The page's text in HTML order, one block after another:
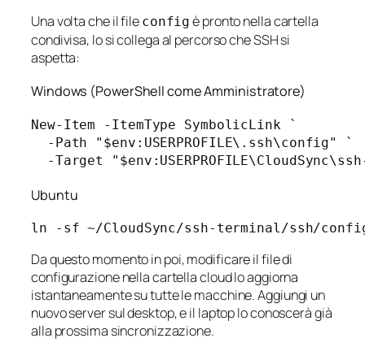
Una volta che il file config è pronto nella cartella
condivisa, lo si collega al percorso che SSH si
aspetta:
Windows (PowerShell come Amministratore)
New-Item -ItemType SymbolicLink `
  -Path "$env:USERPROFILE\.ssh\config" `
Ubuntu
Da questo momento in poi, modificare il file di
configurazione nella cartella cloud lo aggiorna
istantaneamente su tutte le macchine. Aggiungi un
nuovo server sul desktop, e il laptop lo conoscerà già
alla prossima sincronizzazione.